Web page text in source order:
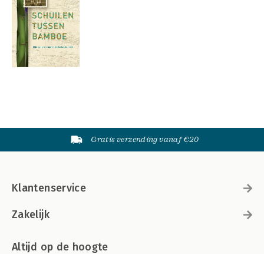
Gratis verzending vanaf €20
Klantenservice
Zakelijk
Altijd op de hoogte